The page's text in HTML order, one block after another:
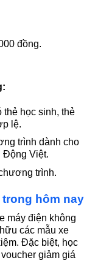
đồng.
thẻ học sinh, thẻ
lệ.
trình dành cho
Động Việt.
trình.
trong hôm nay
máy điện không
các mẫu xe
Đặc biệt, học
giảm giá